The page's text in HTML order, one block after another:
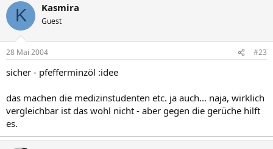
K Kasmira
Guest
28 Mai 2004 #23
sicher - pfefferminzöl :idee
das machen die medizinstudenten etc. ja auch... naja, wirklich
vergleichbar ist das wohl nicht - aber gegen die gerüche hilft
es.